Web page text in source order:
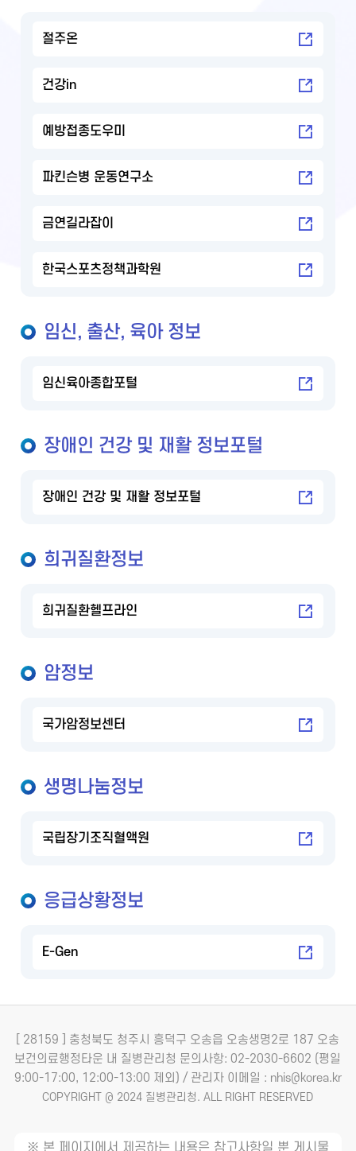
절주온
건강in
예방접종도우미
파킨슨병 운동연구소
금연길라잡이
한국스포츠정책과학원
임신, 출산, 육아 정보
임신육아종합포털
장애인 건강 및 재활 정보포털
장애인 건강 및 재활 정보포털
희귀질환정보
희귀질환헬프라인
암정보
국가암정보센터
생명나눔정보
국립장기조직혈액원
응급상황정보
E-Gen
[ 28159 ] 충청북도 청주시 흥덕구 오송읍 오송생명2로 187 오송
보건의료행정타운 내 질병관리청 문의사항: 02-2030-6602 (평일
9:00-17:00, 12:00-13:00 제외) / 관리자 이메일 : nhis@korea.kr
COPYRIGHT @ 2024 질병관리청. ALL RIGHT RESERVED
※ 본 페이지에서 제공하는 내용은 참고사항일 뿐 게시물